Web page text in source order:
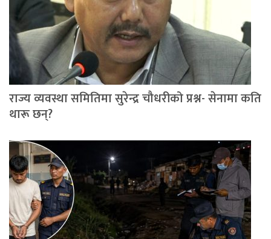
राज्य व्यवस्था समितिमा सुरेन्द्र चौधरीको प्रश्न- सेनामा कति
थारू छन्?